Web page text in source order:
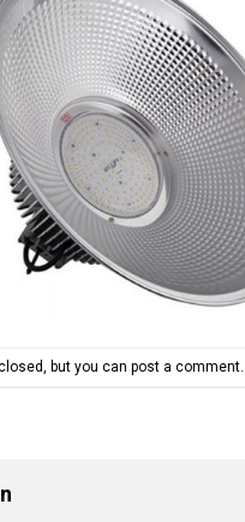
but you can post a comment.